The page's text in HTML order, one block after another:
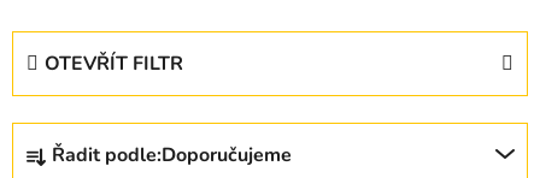
OTEVŘÍT FILTR
Ř
Řadit podle:Doporučujeme